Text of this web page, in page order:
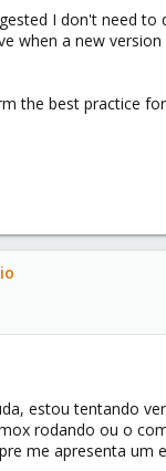
I don't need to
when a new
the best practice
estou tentando
rodando ou o
me apresenta um